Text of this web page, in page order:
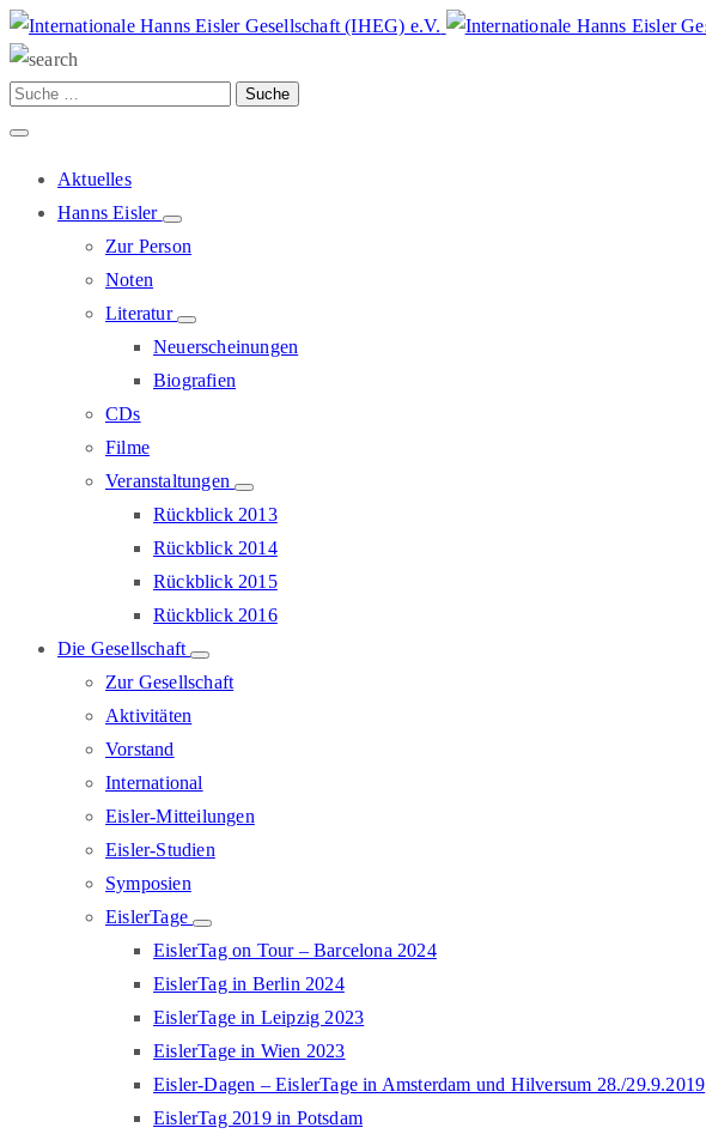
Aktuelles
Hanns Eisler
Zur Person
Noten
Literatur
Neuerscheinungen
Biografien
CDs
Filme
Veranstaltungen
Rückblick 2013
Rückblick 2014
Rückblick 2015
Rückblick 2016
Die Gesellschaft
Zur Gesellschaft
Aktivitäten
Vorstand
International
Eisler-Mitteilungen
Eisler-Studien
Symposien
EislerTage
EislerTag on Tour – Barcelona 2024
EislerTag in Berlin 2024
EislerTage in Leipzig 2023
EislerTage in Wien 2023
Eisler-Dagen – EislerTage in Amsterdam und Hilversum 28./29.9.2019
EislerTag 2019 in Potsdam